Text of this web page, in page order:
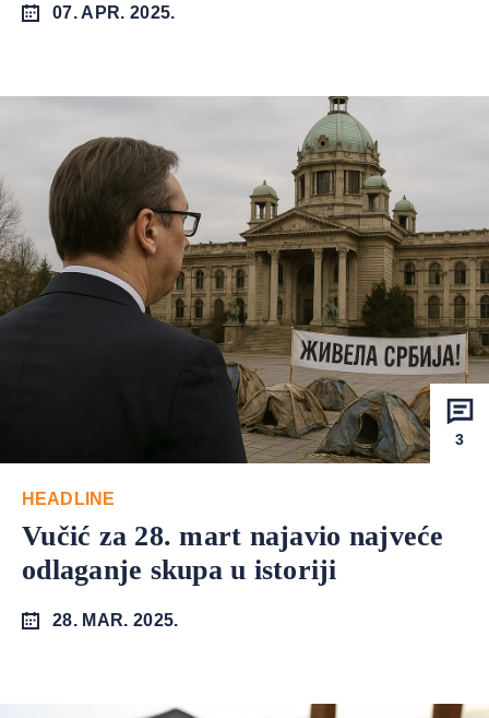
07. APR. 2025.
3
HEADLINE
Vučić za 28. mart najavio najveće
odlaganje skupa u istoriji
28. MAR. 2025.